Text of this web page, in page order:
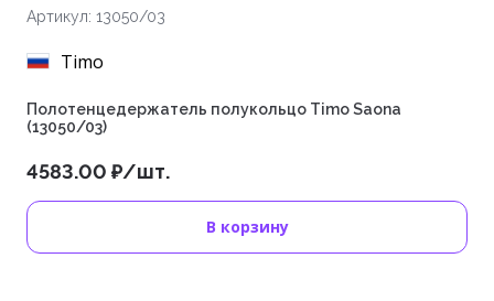
Артикул: 13050/03
Timo
Полотенцедержатель полукольцо Timo Saona
(13050/03)
4583.00 ₽/шт.
В корзину